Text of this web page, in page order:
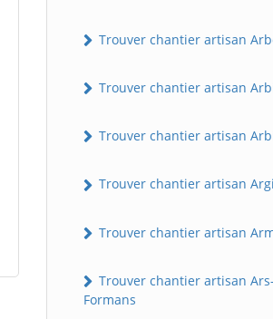
Trouver chantier artisan
Trouver chantier artisan
Trouver chantier artisan
Trouver chantier artisan
Trouver chantier artisan
Trouver chantier artisan
Formans